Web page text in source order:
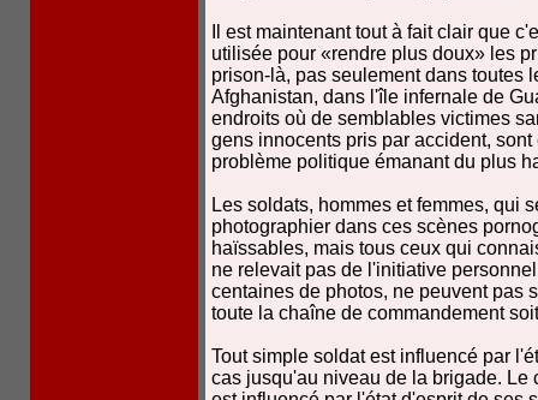
Il est maintenant tout à fait clair que
utilisée pour «rendre plus doux» les
prison-là, pas seulement dans toutes
Afghanistan, dans l'île infernale de
endroits où de semblables victimes
gens innocents pris par accident,
problème politique émanant du plus
Les soldats, hommes et femmes, qui
photographier dans ces scènes
haïssables, mais tous ceux qui
ne relevait pas de l'initiative
centaines de photos, ne peuvent pas
toute la chaîne de commandement
Tout simple soldat est influencé par
cas jusqu'au niveau de la brigade. Le